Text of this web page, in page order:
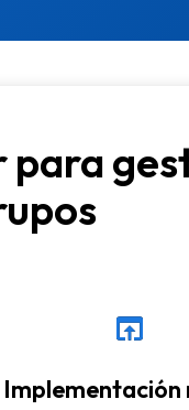
para
Implementación